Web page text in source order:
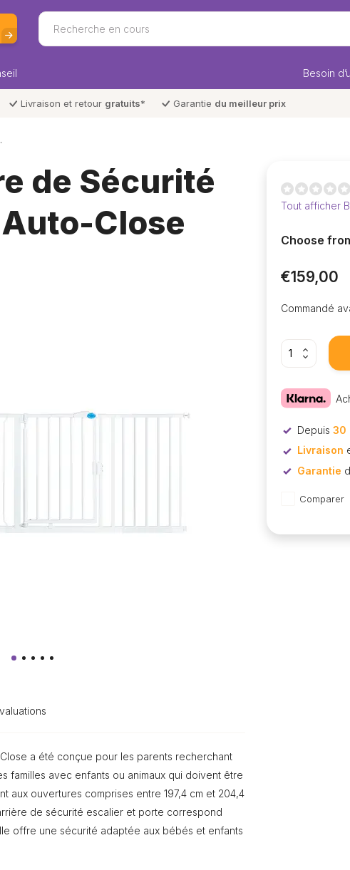
Besoin
Livraison et retour gratuits* Garantie du meilleur prix
de Sécurité
Close
a été conçue pour les parents recherchant
familles avec enfants ou animaux qui doivent être
aux ouvertures comprises entre 197,4 cm et 204,4
de sécurité escalier et porte correspond
offre une sécurité adaptée aux bébés et enfants
Tout afficher
Choose
€159,00
Commandé
Depuis 30
Livraison
Garantie
Comparer